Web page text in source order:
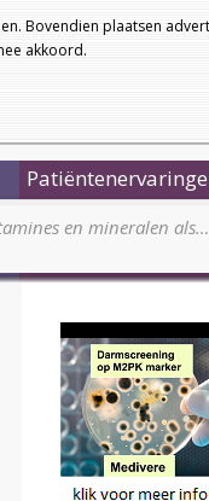
Bovendien plaatsen
akkoord.
Startpagina
en mineralen als…